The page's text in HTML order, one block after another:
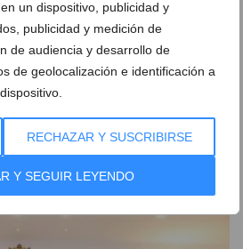
un dispositivo, publicidad y
publicidad y medición de
de audiencia y desarrollo de
de geolocalización e identificación a
RECHAZAR Y SUSCRIBIRSE
Y SEGUIR LEYENDO
España